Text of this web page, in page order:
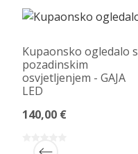
Kupaonsko ogledalo s
pozadinskim
osvjetljenjem - GAJA
LED
140,00 €